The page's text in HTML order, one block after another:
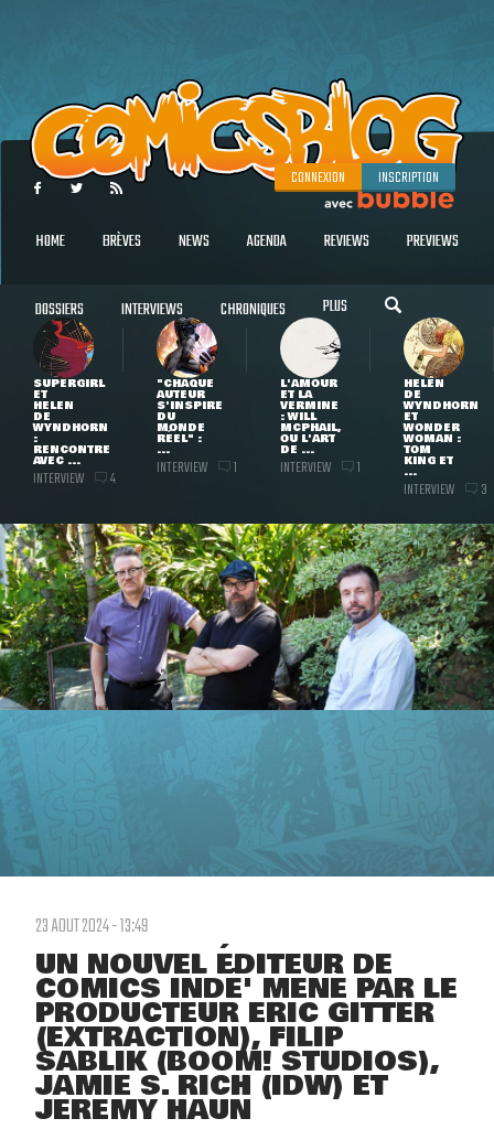
CONNEXION INSCRIPTION
HOME BRÈVES NEWS AGENDA REVIEWS PREVIEWS
DOSSIERS INTERVIEWS CHRONIQUES PLUS
SUPERGIRL
ET
HELEN
DE
WYNDHORN
:
RENCONTRE
AVEC ...
INTERVIEW 4
"CHAQUE
AUTEUR
S'INSPIRE
DU
MONDE
RÉEL" :
...
INTERVIEW 1
L'AMOUR
ET LA
VERMINE
: WILL
MCPHAIL,
OU L'ART
DE ...
INTERVIEW 1
HELEN
DE
WYNDHORN
ET
WONDER
WOMAN :
TOM
KING ET
...
INTERVIEW 3
23 AOUT 2024 - 13:49
UN NOUVEL ÉDITEUR DE
COMICS INDÉ' MENÉ PAR LE
PRODUCTEUR ERIC GITTER
(EXTRACTION), FILIP
SABLIK (BOOM! STUDIOS),
JAMIE S. RICH (IDW) ET
JEREMY HAUN